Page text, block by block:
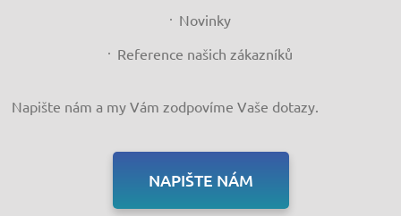
Novinky
Reference našich zákazníků
Napište nám a my Vám zodpovíme Vaše dotazy.
NAPIŠTE NÁM